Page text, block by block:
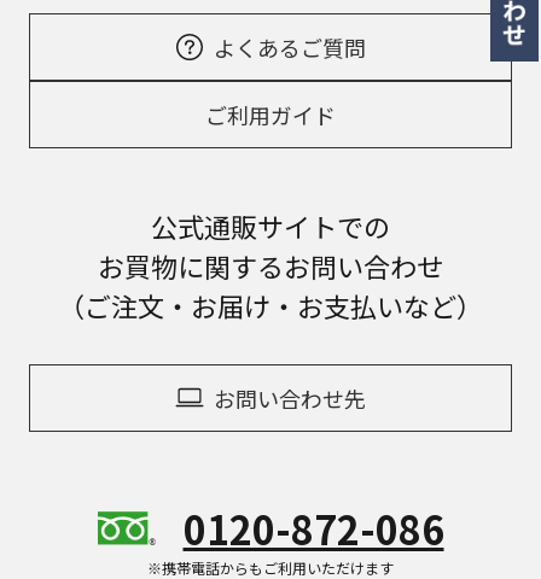
よくあるご質問
ご利用ガイド
公式通販サイトでの
お買物に関するお問い合わせ
（ご注文・お届け・お支払いなど）
お問い合わせ先
0120-872-086
※携帯電話からもご利用いただけます